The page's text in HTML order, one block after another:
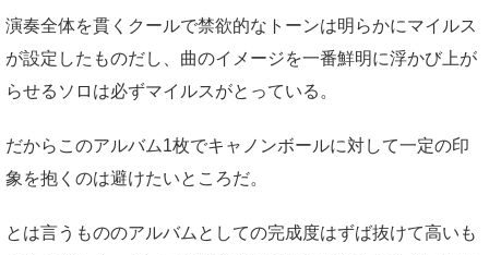
演奏全体を貫くクールで禁欲的なトーンは明らかにマイルス
が設定したものだし、曲のイメージを一番鮮明に浮かび上が
らせるソロは必ずマイルスがとっている。
だからこのアルバム1枚でキャノンボールに対して一定の印
象を抱くのは避けたいところだ。
とは言うもののアルバムとしての完成度はずば抜けて高いも